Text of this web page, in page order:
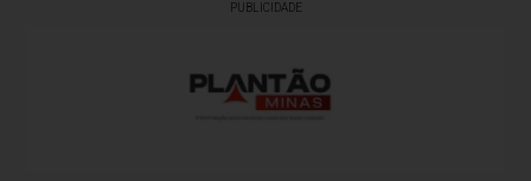
PUBLICIDADE